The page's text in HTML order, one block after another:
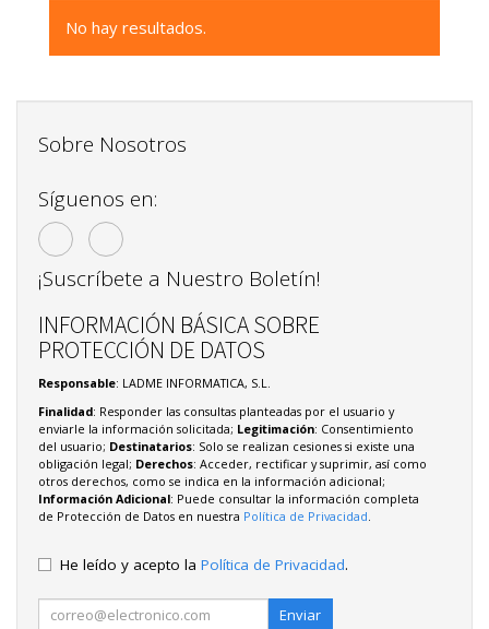
No hay resultados.
Sobre Nosotros
Síguenos en:
¡Suscríbete a Nuestro Boletín!
INFORMACIÓN BÁSICA SOBRE
PROTECCIÓN DE DATOS
Responsable: LADME INFORMATICA, S.L.
Finalidad: Responder las consultas planteadas por el usuario y
enviarle la información solicitada; Legitimación: Consentimiento
del usuario; Destinatarios: Solo se realizan cesiones si existe una
obligación legal; Derechos: Acceder, rectificar y suprimir, así como
otros derechos, como se indica en la información adicional;
Información Adicional: Puede consultar la información completa
de Protección de Datos en nuestra Política de Privacidad.
He leído y acepto la Política de Privacidad.
Enviar